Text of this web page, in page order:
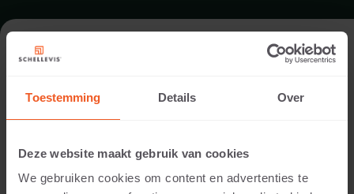
Toestemming Details Over
Deze website maakt gebruik van cookies
We gebruiken cookies om content en advertenties te
GARTEN IN VEENENDAAL
Ausführung:
Standort:
Veenendaal